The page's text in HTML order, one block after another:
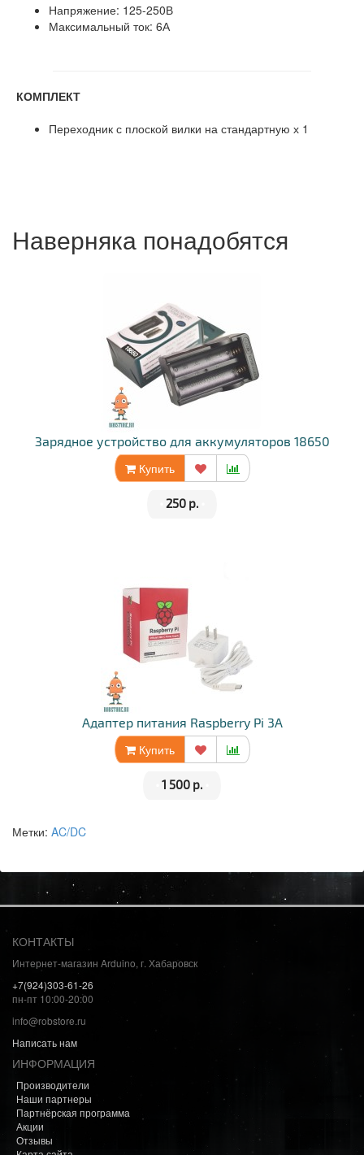
Напряжение: 125-250В
Максимальный ток: 6А
КОМПЛЕКТ
Переходник с плоской вилки на стандартную х 1
Наверняка понадобятся
Зарядное устройство для аккумуляторов 18650
Купить
250 р.
Адаптер питания Raspberry Pi 3A
Купить
1 500 р.
Метки: AC/DC
КОНТАКТЫ
Интернет-магазин Arduino, г. Хабаровск
+7(924)303-61-26
пн-пт 10:00-20:00
info@robstore.ru
Написать нам
ИНФОРМАЦИЯ
Производители
Наши партнеры
Партнёрская программа
Акции
Отзывы